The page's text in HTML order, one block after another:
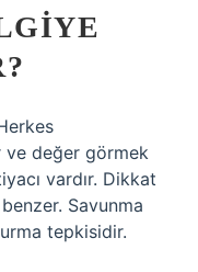
ve değer görmek
vardır. Dikkat
Savunma
tepkisidir.